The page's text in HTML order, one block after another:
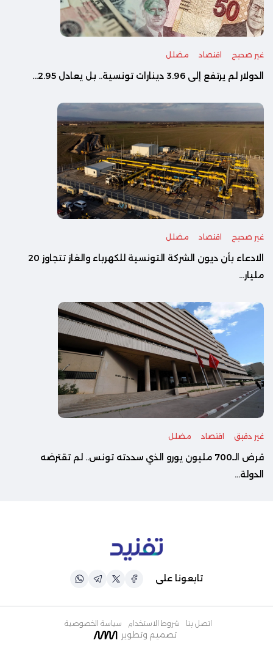
غير صحيح اقتصاد مضلل
الدولار لم يرتفع إلى 3.96 دينارات تونسية.. بل يعادل 2.95...
غير صحيح اقتصاد مضلل
الادعاء بأن ديون الشركة التونسية للكهرباء والغاز تتجاوز 20
مليار...
غير دقيق اقتصاد مضلل
قرض الـ700 مليون يورو الذي سددته تونس.. لم تقترضه
الدولة...
تابعونا على
اتصل بنا شروط الاستخدام سياسة الخصوصية
تصميم وتطوير